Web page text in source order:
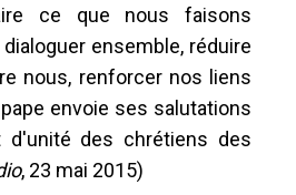
ce que nous faisons
ensemble, réduire
nous, renforcer nos liens
envoie ses salutations
d'unité des chrétiens des
, 23 mai 2015)